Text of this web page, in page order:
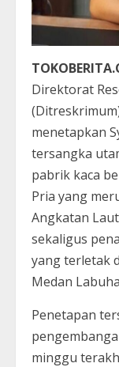
Direktorat
menetapkan
tersangka
pabrik kaca
Pria yang
Angkatan
sekaligus
yang terletak
Medan
Penetapan
minggu